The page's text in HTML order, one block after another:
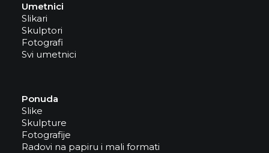
Umetnici
Slikari
Skulptori
Fotografi
Svi umetnici
Ponuda
Slike
Skulpture
Fotografije
Radovi na papiru i mali formati